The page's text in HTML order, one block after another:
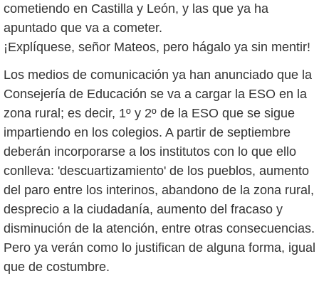
cometiendo en Castilla y León, y las que ya ha
apuntado que va a cometer.
¡Explíquese, señor Mateos, pero hágalo ya sin mentir!
Los medios de comunicación ya han anunciado que la
Consejería de Educación se va a cargar la ESO en la
zona rural; es decir, 1º y 2º de la ESO que se sigue
impartiendo en los colegios. A partir de septiembre
deberán incorporarse a los institutos con lo que ello
conlleva: 'descuartizamiento' de los pueblos, aumento
del paro entre los interinos, abandono de la zona rural,
desprecio a la ciudadanía, aumento del fracaso y
disminución de la atención, entre otras consecuencias.
Pero ya verán como lo justifican de alguna forma, igual
que de costumbre.